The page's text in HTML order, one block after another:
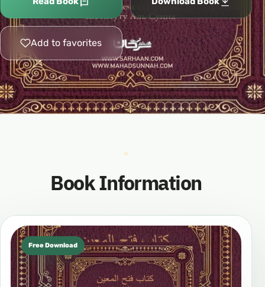
Add to favorites
Book Information
Free Download